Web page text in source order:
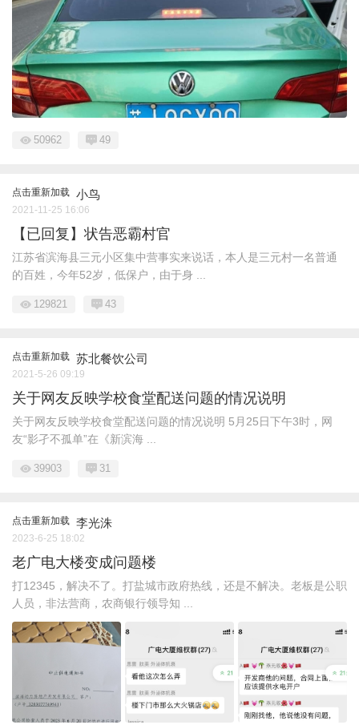
50962 49
点击重新加载 小鸟
2021-11-25 16:06
【已回复】状告恶霸村官
江苏省滨海县三元小区集中营事实来说话，本人是三元村一名普通
的百姓，今年52岁，低保户，由于身 ...
129821 43
点击重新加载 苏北餐饮公司
2021-5-26 09:19
关于网友反映学校食堂配送问题的情况说明
关于网友反映学校食堂配送问题的情况说明 5月25日下午3时，网
友“影孑不孤单”在《新滨海 ...
39903 31
点击重新加载 李光洙
2023-6-25 18:02
老广电大楼变成问题楼
打12345，解决不了。打盐城市政府热线，还是不解决。老板是公职
人员，非法营商，农商银行领导知 ...